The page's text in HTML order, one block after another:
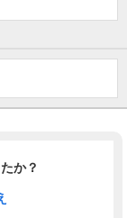
か？